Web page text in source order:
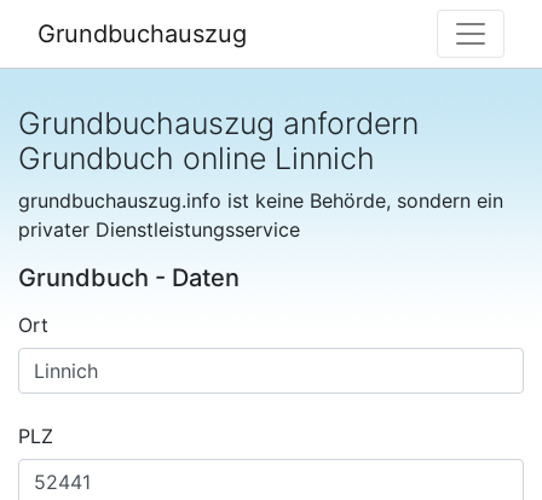
Grundbuchauszug
Grundbuchauszug anfordern
Grundbuch online Linnich
grundbuchauszug.info ist keine Behörde, sondern ein
privater Dienstleistungsservice
Grundbuch - Daten
Ort
PLZ